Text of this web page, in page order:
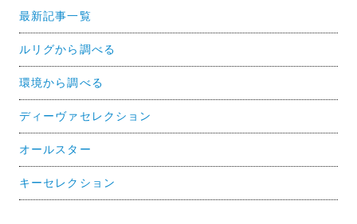
最新記事一覧
ルリグから調べる
環境から調べる
ディーヴァセレクション
オールスター
キーセレクション